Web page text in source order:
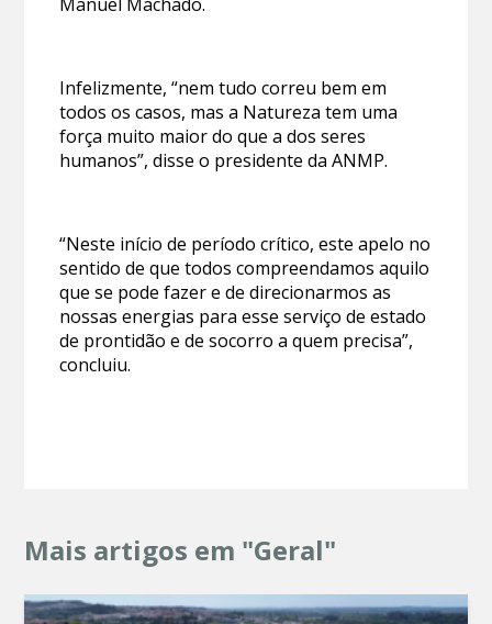
Infelizmente, “nem tudo correu bem em
todos os casos, mas a Natureza tem uma
força muito maior do que a dos seres
humanos”, disse o presidente da ANMP.
“Neste início de período crítico, este apelo no
sentido de que todos compreendamos aquilo
que se pode fazer e de direcionarmos as
nossas energias para esse serviço de estado
de prontidão e de socorro a quem precisa”,
concluiu.
Mais artigos em "Geral"